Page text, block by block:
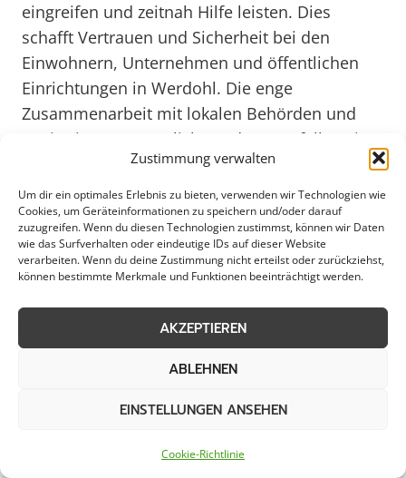
Zustimmung verwalten
Um dir ein optimales Erlebnis zu bieten, verwenden wir Technologien wie
Cookies, um Geräteinformationen zu speichern und/oder darauf
zuzugreifen. Wenn du diesen Technologien zustimmst, können wir Daten
wie das Surfverhalten oder eindeutige IDs auf dieser Website
verarbeiten. Wenn du deine Zustimmung nicht erteilst oder zurückziehst,
können bestimmte Merkmale und Funktionen beeinträchtigt werden.
AKZEPTIEREN
ABLEHNEN
EINSTELLUNGEN ANSEHEN
Cookie-Richtlinie
eingreifen und zeitnah Hilfe leisten. Dies
schafft Vertrauen und Sicherheit bei den
Einwohnern, Unternehmen und öffentlichen
Einrichtungen in Werdohl. Die enge
Zusammenarbeit mit lokalen Behörden und
Institutionen ermöglicht es dem Notfallservice,
effektiv auf spezifische Anforderungen und
Gegebenheiten der Region einzugehen. Diese
lokale Verbundenheit ist ein entscheidender
Vorteil, um in Notfällen schnell und effizient
handeln zu können.
In Anbetracht der stetig steigenden
Anforderungen an Notfallservices gewinnt die
Vorausschau und Prävention zunehmend an
entscheidend, frühzeitig auf mögliche Risiken
und Engpässe vorbereitet zu sein. Der